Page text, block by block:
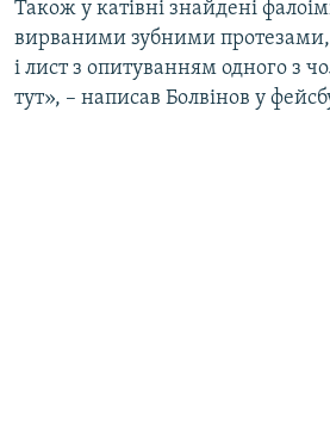
Також у катівні знайдені
вирваними зубними
і лист з опитуванням одного з
тут», – написав Болвінов у